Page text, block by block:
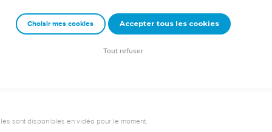
Copyright © 1992, 1999 by Biblica, Inc.® Used by permission. All rights reserved
sont disponibles en vidéo pour le moment.
Choisir mes cookies Accepter tous les cookies
Tout refuser